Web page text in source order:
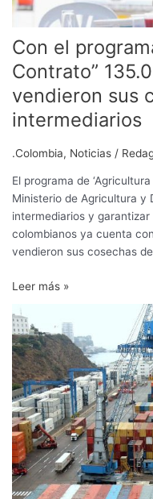
Con el
Contrato”
vendieron sus
intermediarios
.Colombia, Noticias /
El programa de
Ministerio de Agricultura y
intermediarios y
colombianos ya cuenta
vendieron sus cosechas
cosechas
intermediarios
Leer más »
Colombia:
prevén
abrir
11
mercados
más
para
el
sector
agropecuario
este